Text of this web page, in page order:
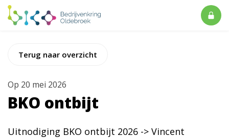
Terug naar overzicht
Op 20 mei 2026
BKO ontbijt
Uitnodiging BKO ontbijt 2026 -> Vincent